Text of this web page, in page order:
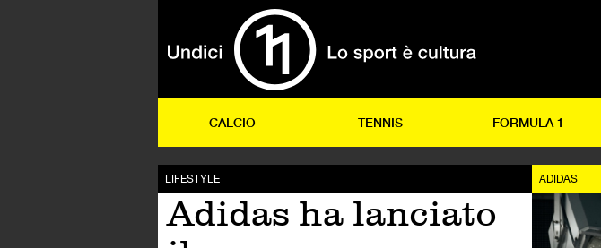
CALCIO TENNIS FORMULA 1
LIFESTYLE
Adidas ha lanciato
ADIDAS